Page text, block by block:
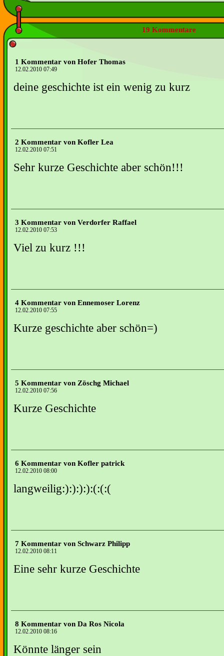
19 Kommentare
1 Kommentar von Hofer Thomas
12.02.2010 07:49
deine geschichte ist ein wenig zu kurz
2 Kommentar von Kofler Lea
12.02.2010 07:51
Sehr kurze Geschichte aber schön!!!
3 Kommentar von Verdorfer Raffael
12.02.2010 07:53
Viel zu kurz !!!
4 Kommentar von Ennemoser Lorenz
12.02.2010 07:55
Kurze geschichte aber schön=)
5 Kommentar von Zöschg Michael
12.02.2010 07:56
Kurze Geschichte
6 Kommentar von Kofler patrick
12.02.2010 08:00
langweilig:):):):):(:(:(
7 Kommentar von Schwarz Philipp
12.02.2010 08:11
Eine sehr kurze Geschichte
8 Kommentar von Da Ros Nicola
12.02.2010 08:16
Könnte länger sein